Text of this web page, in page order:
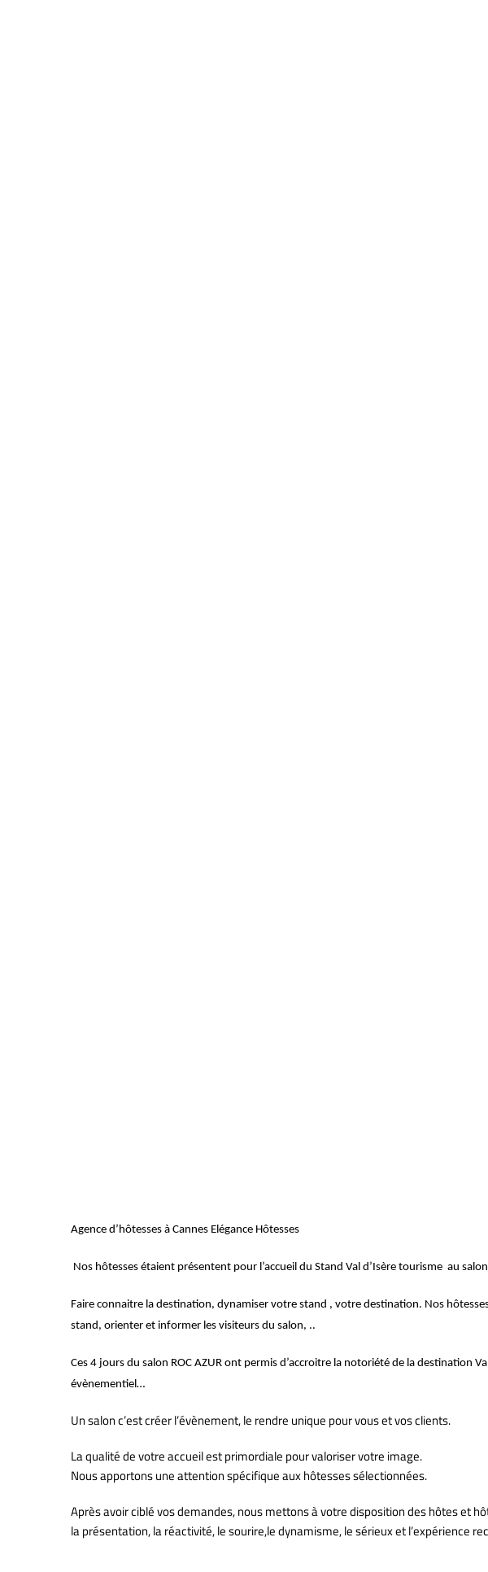
Agence d’hôtesses à Cannes Elégance Hôtesses
Nos hôtesses étaient présentent pour l’accueil du Stand Val d’Isère tourisme au
Faire connaitre la destination, dynamiser votre stand , votre destination. Nos
stand, orienter et informer les visiteurs du salon, ..
Ces 4 jours du salon ROC AZUR ont permis d’accroitre la notoriété de la destination
évènementiel…
Un salon c’est créer l’évènement, le rendre unique pour vous et vos clients.
La qualité de votre accueil est primordiale pour valoriser votre image.
Nous apportons une attention spécifique aux hôtesses sélectionnées.
Après avoir ciblé vos demandes, nous mettons à votre disposition des hôtes et
la présentation, la réactivité, le sourire,le dynamisme, le sérieux et l’expérience